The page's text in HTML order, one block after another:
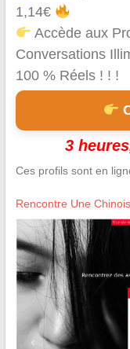
1,14€
Accède aux
Conversations
100 % Réels ! ! !
3
Ces profils sont en
Rencontre Une